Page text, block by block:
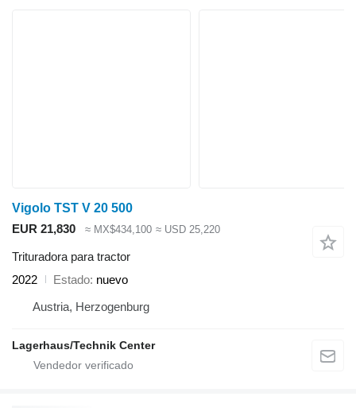
Vigolo TST V 20 500
EUR 21,830
≈ MX$434,100 ≈ USD 25,220
Trituradora para tractor
2022
Estado nuevo
Austria, Herzogenburg
Lagerhaus/Technik Center